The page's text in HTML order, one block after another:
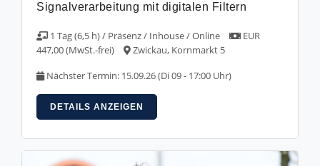
Signalverarbeitung mit digitalen Filtern
1 Tag (6,5 h) / Präsenz / Inhouse / Online
EUR
447,00 (MwSt.-frei)
Zwickau, Kornmarkt 5
Nächster Termin: 15.09.26 (Di 09 - 17:00 Uhr)
DETAILS ANZEIGEN